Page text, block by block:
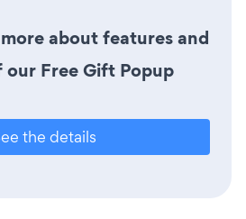
about features and
Free Gift Popup
the details